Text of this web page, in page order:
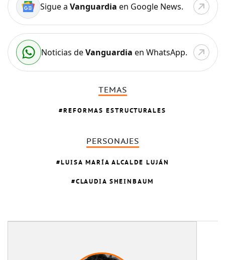
Sigue a Vanguardia en Google News.
Noticias deVanguardia en WhatsApp.
TEMAS
REFORMAS ESTRUCTURALES
PERSONAJES
LUISA MARÍA ALCALDE LUJÁN
CLAUDIA SHEINBAUM